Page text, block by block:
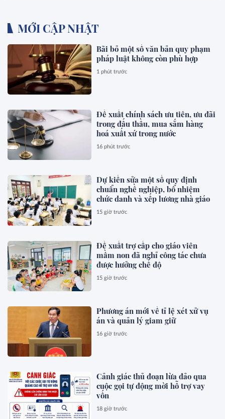
MỚI CẬP NHẬT
Bãi bỏ một số văn bản quy phạm
pháp luật không còn phù hợp
1 phút trước
Đề xuất chính sách ưu tiên, ưu đãi
trong đấu thầu, mua sắm hàng
hoá xuất xứ trong nước
16 phút trước
Dự kiến sửa một số quy định
chuẩn nghề nghiệp, bổ nhiệm
chức danh và xếp lương nhà giáo
15 giờ trước
Đề xuất trợ cấp cho giáo viên
mầm non đã nghỉ công tác chưa
được hưởng chế độ
15 giờ trước
Phương án mới về tỉ lệ xét xử vụ
án và quản lý giam giữ
16 giờ trước
Cảnh giác thủ đoạn lừa đảo qua
cuộc gọi tự động mời hỗ trợ vay
vốn
18 giờ trước